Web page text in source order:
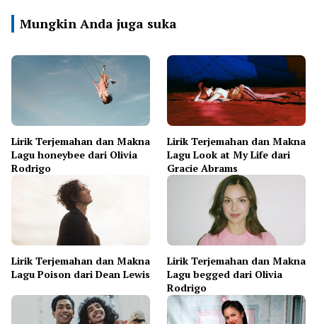
Mungkin Anda juga suka
Lirik Terjemahan dan Makna
Lagu honeybee dari Olivia
Rodrigo
Lirik Terjemahan dan Makna
Lagu Look at My Life dari
Gracie Abrams
Lirik Terjemahan dan Makna
Lagu Poison dari Dean Lewis
Lirik Terjemahan dan Makna
Lagu begged dari Olivia
Rodrigo